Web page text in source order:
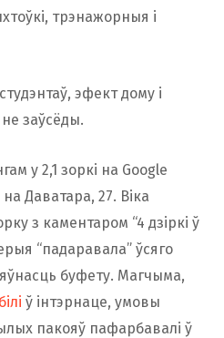
трэнажорныя і
эфект дому і
заўсёды.
у 2,1 зоркі на Google
Даватара, 27. Віка
з каментаром “4 дзіркі ў
“падаравала” ўсяго
буфету. Магчыма,
ў інтэрнаце, умовы
пакояў пафарбавалі ў